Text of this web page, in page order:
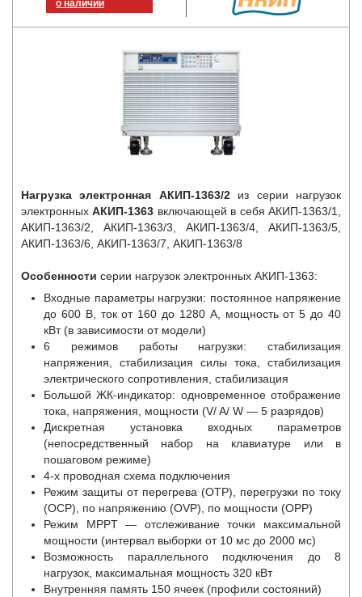
о наличии
Нагрузка электронная АКИП-1363/2из серии нагрузок
электронныхАКИП-1363 включающей в себя АКИП-1363/1,
АКИП-1363/2, АКИП-1363/3, АКИП-1363/4, АКИП-1363/5,
АКИП-1363/6, АКИП-1363/7, АКИП-1363/8
Особенности серии нагрузок электронных АКИП-1363:
Входные параметры нагрузки: постоянное напряжение
до 600 В, ток от 160 до 1280 А, мощность от 5 до 40
кВт (в зависимости от модели)
6 режимов работы нагрузки: стабилизация
напряжения, стабилизация силы тока, стабилизация
электрического сопротивления, стабилизация
Большой ЖК-индикатор: одновременное отображение
тока, напряжения, мощности (V/ A/ W — 5 разрядов)
Дискретная установка входных параметров
(непосредственный набор на клавиатуре или в
пошаговом режиме)
4-х проводная схема подключения
Режим защиты от перегрева (OTP), перегрузки по току
(ОСР), по напряжению (OVP), по мощности (OPP)
Режим MPPT — отслеживание точки максимальной
мощности (интервал выборки от 10 мс до 2000 мс)
Возможность параллельного подключения до 8
нагрузок, максимальная мощность 320 кВт
Внутренняя память 150 ячеек (профили состояний)